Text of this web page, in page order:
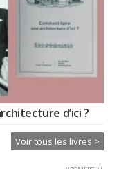
d’ici ?
Voir tous les livres >